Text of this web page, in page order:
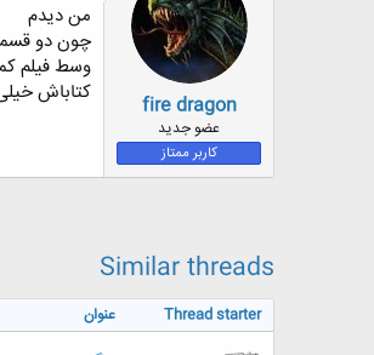
fire dragon
عضو جدید
کاربر ممتاز
من دیدم
چون دو
وسط فیلم
کتاباش
Similar threads
Thread starter عنوان